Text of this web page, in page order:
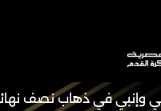
وإنبي في ذهاب نصف